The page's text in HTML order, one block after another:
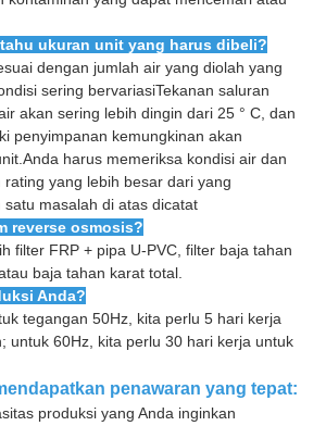
ukuran unit yang harus dibeli?
dengan jumlah air yang diolah yang
sering bervariasiTekanan saluran
akan sering lebih dingin dari 25 ° C, dan
penyimpanan kemungkinan akan
harus memeriksa kondisi air dan
yang lebih besar dari yang
masalah di atas dicatat
reverse osmosis?
filter FRP + pipa U-PVC, filter baja tahan
baja tahan karat total.
Anda?
tegangan 50Hz, kita perlu 5 hari kerja
untuk 60Hz, kita perlu 30 hari kerja untuk
penawaran yang tepat:
produksi yang Anda inginkan